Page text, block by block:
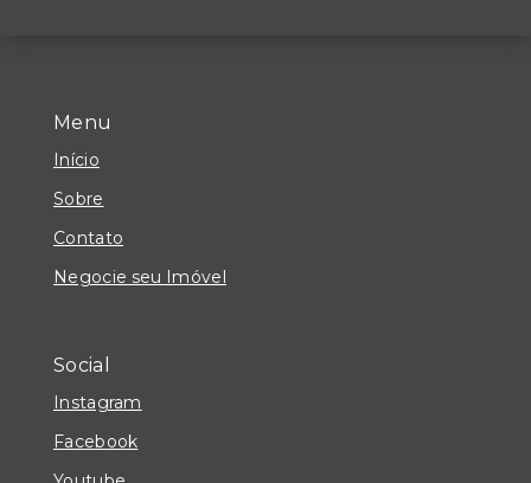
Menu
Início
Sobre
Contato
Negocie seu Imóvel
Social
Instagram
Facebook